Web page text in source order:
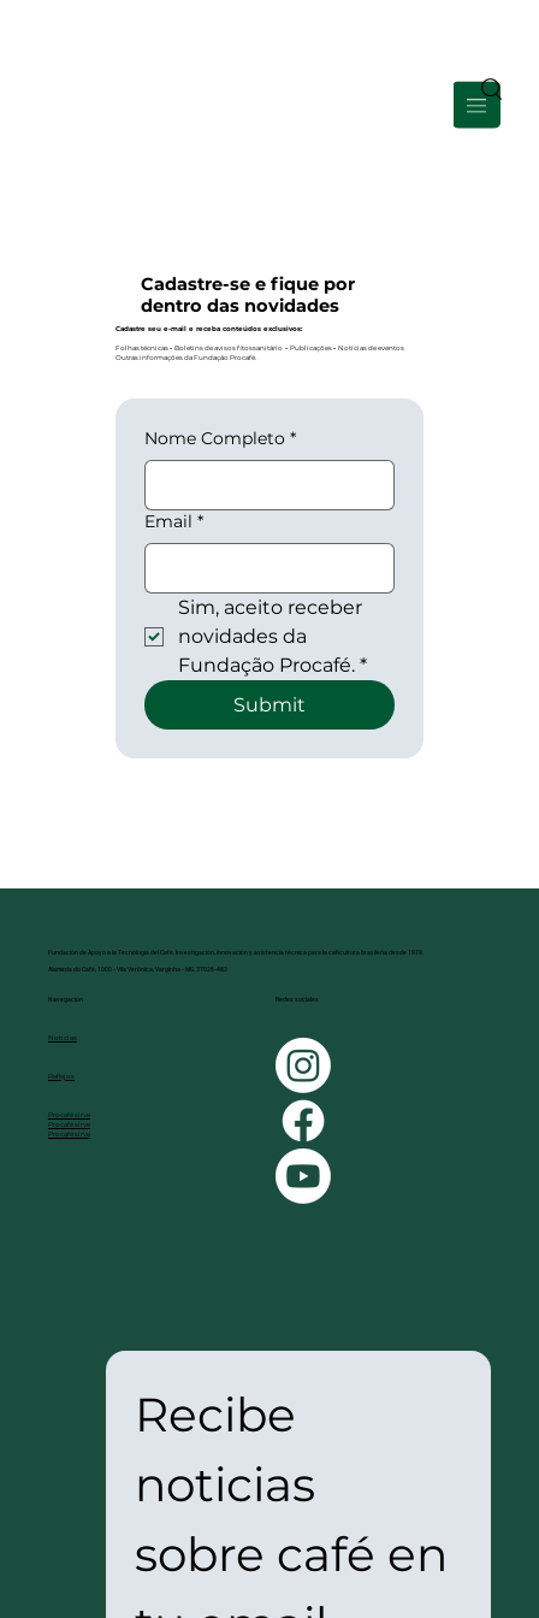
Cadastre-se e fique por
dentro das novidades
Cadastre seu e-mail e receba conteúdos exclusivos:
Folhas técnicas-Boletins de avisos fitossanitário -Publicações-Notícias de eventos
Outras informações da Fundação Procafé.
Nome Completo *
Email *
Sim, aceito receber
novidades da
Fundação Procafé. *
Submit
Fundación de Apoyo a la Tecnología del Café. Investigación, innovación y asistencia técnica para la caficultura brasileña desde 1979.
Alameda do Café, 1000 - Vila Verônica, Varginha - MG, 37026-483
Navegación
Noticias
Reflejos
Procafé sirve
Procafé sirve
Procafé sirve
Redes sociales
Recibe
noticias
sobre café en